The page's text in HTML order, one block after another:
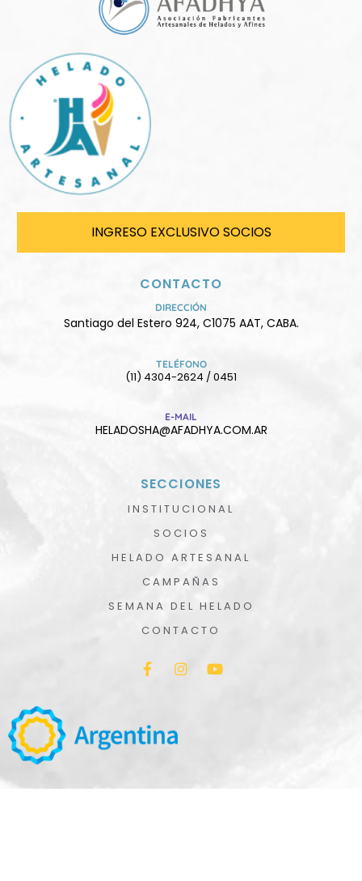
INGRESO EXCLUSIVO SOCIOS
CONTACTO
DIRECCIÓN
Santiago del Estero 924, C1075 AAT, CABA.
TELÉFONO
(11) 4304-2624 / 0451
E-MAIL
HELADOSHA@AFADHYA.COM.AR
SECCIONES
INSTITUCIONAL
SOCIOS
HELADO ARTESANAL
CAMPAÑAS
SEMANA DEL HELADO
CONTACTO